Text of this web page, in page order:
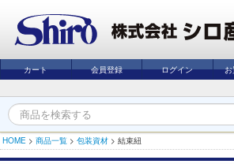
カート 会員登録 ログイン
HOME > 商品一覧 > 包装資材 > 結束紐